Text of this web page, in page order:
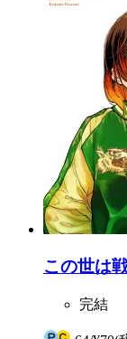
この世は
完結